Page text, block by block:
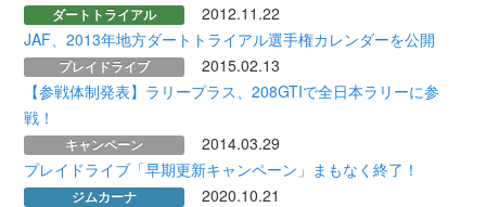
ダートトライアル
2012.11.22
JAF、2013年地方ダートトライアル選手権カレンダーを公開
プレイドライブ
2015.02.13
【参戦体制発表】ラリープラス、208GTIで全日本ラリーに参
戦！
キャンペーン
2014.03.29
プレイドライブ「早期更新キャンペーン」まもなく終了！
ジムカーナ
2020.10.21